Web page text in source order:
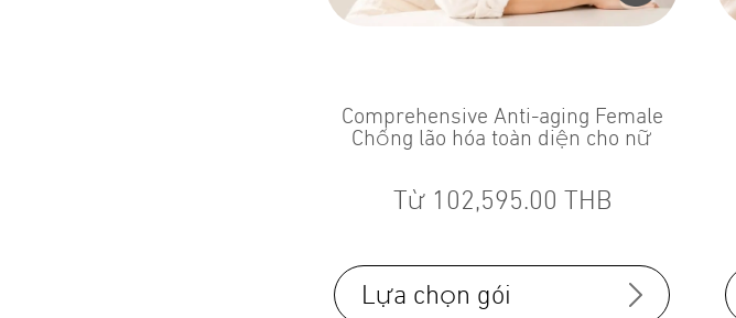
Comprehensive Anti-aging Female
Chống lão hóa toàn diện cho nữ
Từ 102,595.00 THB
Lựa chọn gói